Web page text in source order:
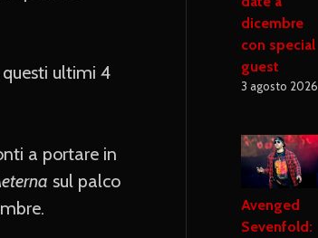
ultimi 4
a portare in
sul palco
dicembre
con special
guest
3 agosto 2026
Avenged
Sevenfold: